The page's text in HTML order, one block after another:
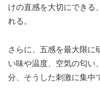
けの直感を大切にできる
れる。
さらに、五感を最大限に
い味や温度、空気の匂い
分、そうした刺激に集中